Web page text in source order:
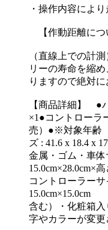
・操作内容によ
【作動距離につ
（直線上での
リーの寿命を縮
りますので絶対に
【商品詳細】 ●
×1●コントローラ
売）●※対象年齢
ズ : 41.6 x 18.4 x
金属・ゴム・車体
15.0cm×28.0cm×
コントローラーサ
15.0cm×15.0cm
含む）・化粧箱
字やカラーが変更